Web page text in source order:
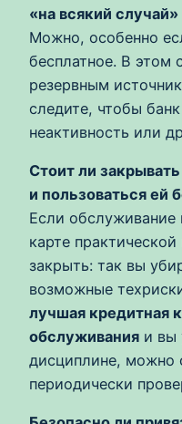
«на всякий
Можно, особенно
бесплатное. В этом
резервным
следите, чтобы
неактивность или
Стоит ли
и пользоваться ей
Если обслуживание
карте
закрыть: так вы
возможные
лучшая кредитная
обслуживания и вы
дисциплине, можно
периодически